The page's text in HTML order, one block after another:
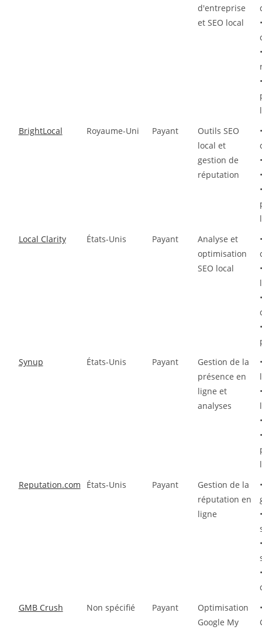
d'entreprise
et SEO local
BrightLocal
Royaume-Uni Payant
Outils SEO
local et
gestion de
réputation
Local Clarity
États-Unis Payant
Analyse et
optimisation
SEO local
Synup
États-Unis Payant
Gestion de la
présence en
ligne et
analyses
Reputation.com
États-Unis Payant
Gestion de la
réputation en
ligne
GMB Crush
Non spécifié Payant
Optimisation
Google My